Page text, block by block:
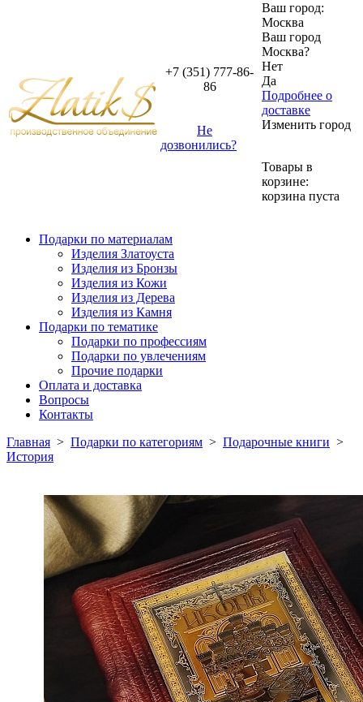
+7 (351) 777-86-
86
Не
дозвонились?
Ваш город:
Москва
Ваш город
Москва?
Нет
Да
Подробнее о
доставке
Изменить город
Товары в
корзине:
корзина пуста
Подарки по материалам
Изделия Златоуста
Изделия из Бронзы
Изделия из Кожи
Изделия из Дерева
Изделия из Камня
Подарки по тематике
Подарки по профессиям
Подарки по увлечениям
Прочие подарки
Оплата и доставка
Вопросы
Контакты
Главная > Подарки по категориям > Подарочные книги >
История